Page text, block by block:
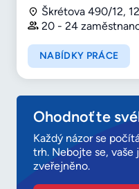
Škrétova 490/12,
20 - 24
NABÍDKY PRÁCE
Ohodnoťte
Každý názor se
trh. Nebojte se, vaše
zveřejněno.